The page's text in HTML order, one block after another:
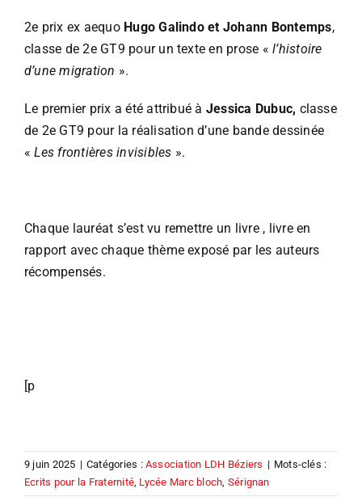
2e prix ex aequo Hugo Galindo et Johann Bontemps,
classe de 2e GT9 pour un texte en prose «l’histoire
d’une migration ».
Le premier prix a été attribué à Jessica Dubuc, classe
de 2e GT9 pour la réalisation d’une bande dessinée
«Les frontières invisibles ».
Chaque lauréat s’est vu remettre un livre , livre en
rapport avec chaque thème exposé par les auteurs
récompensés.
[p
9 juin 2025 | Catégories :Association LDH Béziers | Mots-clés :
Ecrits pour la Fraternité, Lycée Marc bloch, Sérignan